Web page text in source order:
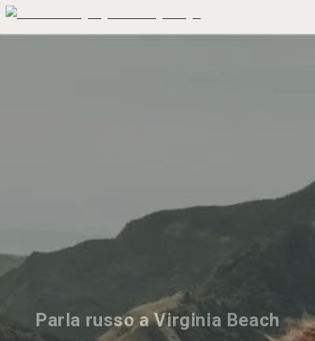
Parla russo a Virginia Beach